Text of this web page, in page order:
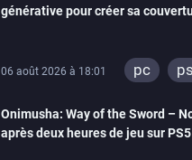
générative pour créer sa
06 août 2026 à 18:01 pc
switch 2
Onimusha: Way of the Sword –
après deux heures de jeu sur PS5